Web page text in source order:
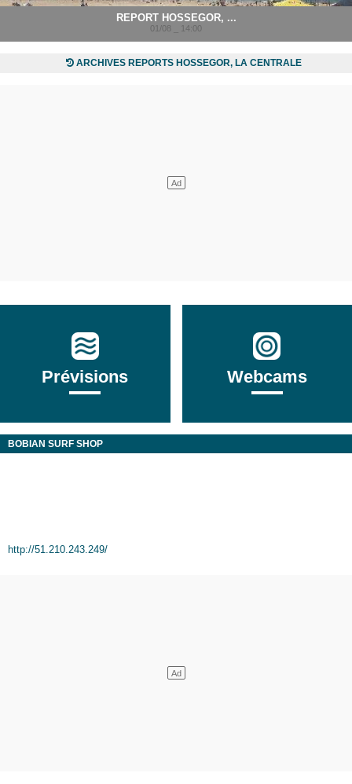
REPORT HOSSEGOR, ...
01/08 _ 14:00
ARCHIVES REPORTS HOSSEGOR, LA CENTRALE
Prévisions Webcams
BOBIAN SURF SHOP
http://51.210.243.249/